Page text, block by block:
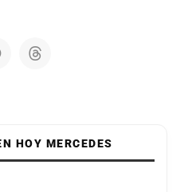
HOY MERCEDES